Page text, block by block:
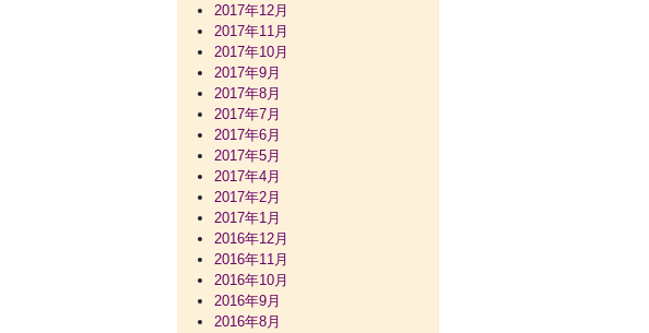
2017年12月
2017年11月
2017年10月
2017年9月
2017年8月
2017年7月
2017年6月
2017年5月
2017年4月
2017年2月
2017年1月
2016年12月
2016年11月
2016年10月
2016年9月
2016年8月